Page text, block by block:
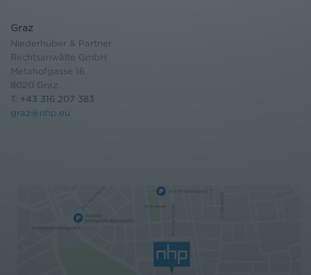
Graz
Niederhuber & Partner
Rechtsanwälte GmbH
Metahofgasse 16
8020 Graz
T: +43 316 207 383
graz@nhp.eu